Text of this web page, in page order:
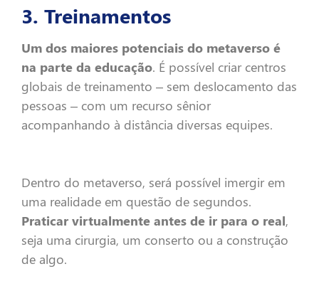
3. Treinamentos
Um dos maiores potenciais do metaverso é
na parte da educação. É possível criar centros
globais de treinamento – sem deslocamento das
pessoas – com um recurso sênior
acompanhando à distância diversas equipes.
Dentro do metaverso, será possível imergir em
uma realidade em questão de segundos.
Praticar virtualmente antes de ir para o real,
seja uma cirurgia, um conserto ou a construção
de algo.